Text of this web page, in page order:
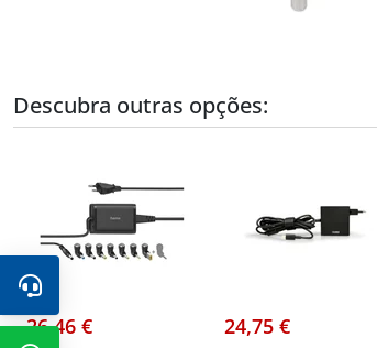
Descubra outras opções:
26,46 € 24,75 €